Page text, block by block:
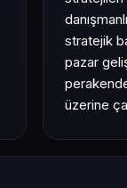
stratejik
pazar
üzerine